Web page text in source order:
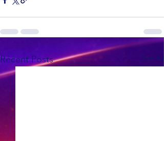
Recent Posts See All